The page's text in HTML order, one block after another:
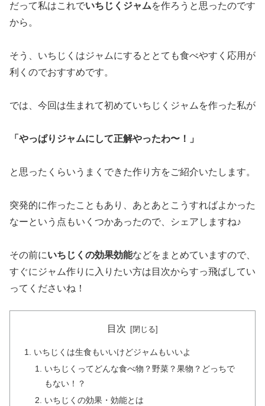
だって私はこれでいちじくジャムを作ろうと思ったのです
から。
そう、いちじくはジャムにするととても食べやすく応用が
利くのでおすすめです。
では、今回は生まれて初めていちじくジャムを作った私が
「やっぱりジャムにして正解やったわ〜！」
と思ったくらいうまくできた作り方をご紹介いたします。
突発的に作ったこともあり、あとあとこうすればよかった
なーという点もいくつかあったので、シェアしますね♪
その前にいちじくの効果効能などをまとめていますので、
すぐにジャム作りに入りたい方は目次からすっ飛ばしてい
ってくださいね！
目次
いちじくは生食もいいけどジャムもいいよ
いちじくってどんな食べ物？野菜？果物？どっちで
もない！？
いちじくの効果・効能とは